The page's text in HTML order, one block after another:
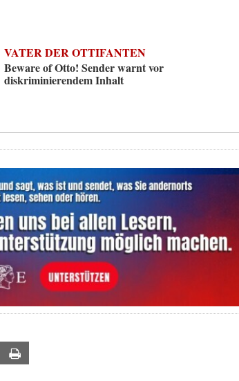
VATER DER OTTIFANTEN
Beware of Otto! Sender warnt vor
diskriminierendem Inhalt
Email